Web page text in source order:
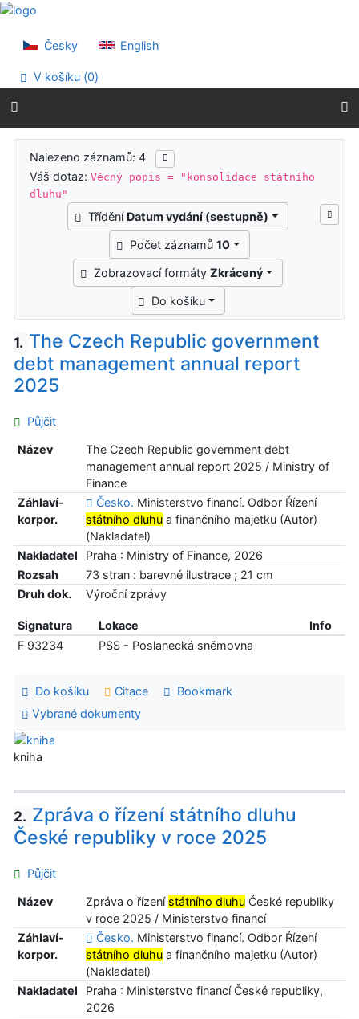
Přejít na obsah
Prohlášení o webové přístupnosti
Česky English
V košíku (0)
Výsledky vyhledávání
Nalezeno záznamů: 4
Váš dotaz:Věcný popis = "konsolidace státního
dluhu"
Třídění Datum vydání (sestupně)
Počet záznamů 10
Zobrazovací formáty Zkrácený
Do košíku
1. The Czech Republic government
debt management annual report
2025
Půjčit
Název
The Czech Republic government debt
management annual report 2025 / Ministry of
Finance
Záhlaví-
korpor.
Česko. Ministerstvo financí. Odbor Řízení
státního dluhua finančního majetku (Autor)
(Nakladatel)
Nakladatel
Praha : Ministry of Finance, 2026
Rozsah
73 stran : barevné ilustrace ; 21 cm
Druh dok.
Výroční zprávy
Signatura Lokace
Info
F 93234
PSS - Poslanecká sněmovna
Do košíku Citace
Bookmark
Vybrané dokumenty
kniha
2. Zpráva o řízení státního dluhu
České republiky v roce 2025
Půjčit
Název Zpráva o řízení státního dluhuČeské republiky
v roce 2025 / Ministerstvo financí
Záhlaví-
korpor.
Česko. Ministerstvo financí. Odbor Řízení
státního dluhua finančního majetku (Autor)
(Nakladatel)
Nakladatel
Praha : Ministerstvo financí České republiky,
2026